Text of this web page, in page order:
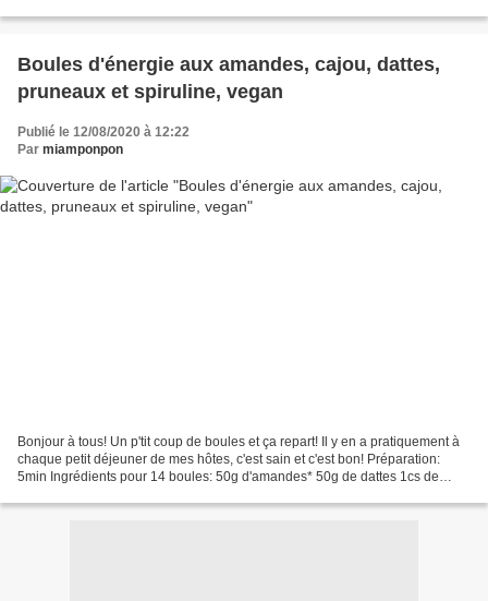
Boules d'énergie aux amandes, cajou, dattes,
pruneaux et spiruline, vegan
Publié le 12/08/2020 à 12:22
Par miamponpon
Bonjour à tous! Un p'tit coup de boules et ça repart! Il y en a pratiquement à
chaque petit déjeuner de mes hôtes, c'est sain et c'est bon! Préparation:
5min Ingrédients pour 14 boules: 50g d'amandes* 50g de dattes 1cs de